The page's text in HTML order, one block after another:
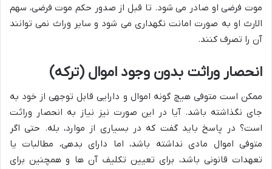
موت فرضی او صادر می شود. تا قبل از صدور حکم موت فرضی، سهم
الارث او به صورت امانت نگهداری می شود و سایر وراث نمی توانند
آن را تصرف کنند.
انحصار وراثت بدون وجود اموال (ترکه)
ممکن است متوفی هیچ گونه اموال و دارایی قابل توجهی از خود به
جای نگذاشته باشد. آیا در این صورت نیز نیاز به انحصار وراثت
است؟ در پاسخ باید گفت که در بسیاری از موارد، بله. حتی اگر
متوفی اموال مادی نداشته باشد، اما دارای بدهی، مطالبات یا
تعهدات قانونی باشد، برای تعیین تکلیف آن ها و همچنین برای